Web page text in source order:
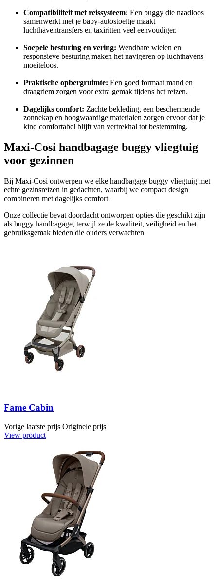
Compatibiliteit met reissysteem: Een buggy die naadloos
samenwerkt met je baby-autostoeltje maakt
luchthaventransfers en taxiritten veel eenvoudiger.
Soepele besturing en vering: Wendbare wielen en
responsieve besturing maken het navigeren op luchthavens
moeiteloos.
Praktische opbergruimte: Een goed formaat mand en
draagriem zorgen voor extra gemak tijdens het reizen.
Dagelijks comfort: Zachte bekleding, een beschermende
zonnekap en hoogwaardige materialen zorgen ervoor dat je
kind comfortabel blijft van vertrekhal tot bestemming.
Maxi-Cosi handbagage buggy vliegtuig
voor gezinnen
Bij Maxi-Cosi ontwerpen we elke handbagage buggy vliegtuig met
echte gezinsreizen in gedachten, waarbij we compact design
combineren met dagelijks comfort.
Onze collectie bevat doordacht ontworpen opties die geschikt zijn
als buggy handbagage, terwijl ze de kwaliteit, veiligheid en het
gebruiksgemak bieden die ouders verwachten.
Fame Cabin
Vorige laatste prijs Originele prijs
View product